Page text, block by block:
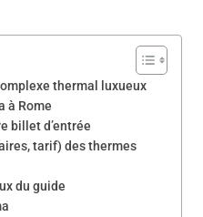
thermal luxueux
à Rome
billet d’entrée
tarif) des thermes
du guide